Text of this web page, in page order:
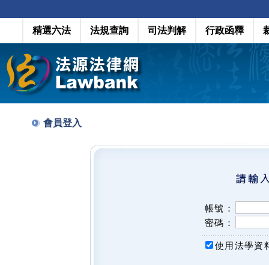
精選六法 法規查詢 司法判解 行政函釋
會員登入
帳號：
密碼：
使用法學資